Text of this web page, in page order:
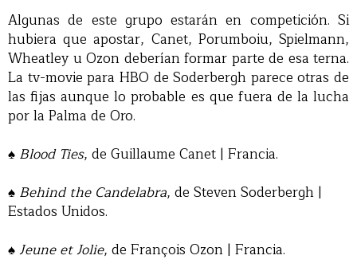
Algunas de este grupo estarán en competición. Si
hubiera que apostar, Canet, Porumboiu, Spielmann,
Wheatley u Ozon deberían formar parte de esa terna.
La tv-movie para HBO de Soderbergh parece otras de
las fijas aunque lo probable es que fuera de la lucha
por la Palma de Oro.
♠ Blood Ties, de Guillaume Canet | Francia.
♠ Behind the Candelabra, de Steven Soderbergh |
Estados Unidos.
♠Jeune et Jolie, de François Ozon | Francia.